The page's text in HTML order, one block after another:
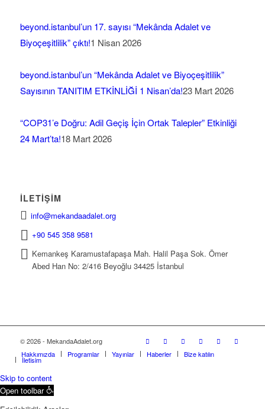
beyond.istanbul’un 17. sayısı “Mekânda Adalet ve
Biyoçeşitlilik” çıktı!1 Nisan 2026
beyond.istanbul’un “Mekânda Adalet ve Biyoçeşitlilik”
Sayısının TANITIM ETKİNLİĞİ 1 Nisan’da!23 Mart 2026
“COP31’e Doğru: Adil Geçiş İçin Ortak Talepler” Etkinliği
24 Mart’ta!18 Mart 2026
İLETIŞIM
info@mekandaadalet.org
+90 545 358 9581
Kemankeş Karamustafapaşa Mah. Halil Paşa Sok. Ömer
Abed Han No: 2/416 Beyoğlu 34425 İstanbul
© 2026 - MekandaAdalet.org
Hakkımızda
Programlar Yayınlar Haberler Bize katılın
İletişim
Skip to content
Open toolbar